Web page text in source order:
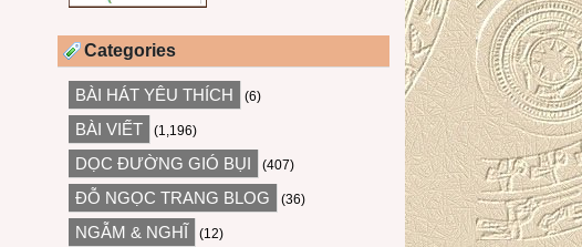
Categories
BÀI HÁT YÊU THÍCH (6)
BÀI VIẾT (1,196)
DỌC ĐƯỜNG GIÓ BỤI (407)
ĐỖ NGỌC TRANG BLOG (36)
NGẪM & NGHĨ (12)